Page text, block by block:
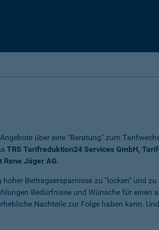
über eine "Beratung" zum
TRS Tarifreduktion24 Services GmbH,
Jäger AG.
Beitragsersparnisse zu "locken" und
Bedürfnisse und Wünsche für einen
Nachteile zur Folge haben kann.